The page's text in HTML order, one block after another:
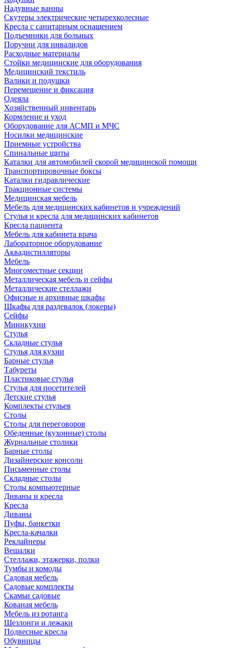
Надувные ванны
Скутеры электрические четырехколесные
Кресла с санитарным оснащением
Подъемники для больных
Поручни для инвалидов
Расходные материалы
Стойки медицинские для оборудования
Медицинский текстиль
Валики и подушки
Перемещение и фиксация
Одеяла
Хозяйственный инвентарь
Кормление и уход
Оборудование для АСМП и МЧС
Носилки медицинские
Приемные устройства
Спинальные щиты
Каталки для автомобилей скорой медицинской помощи
Транспортировочные боксы
Каталки гидравлические
Тракционные системы
Медицинская мебель
Мебель для медицинских кабинетов и учреждений
Стулья и кресла для медицинских кабинетов
Кресла пациента
Мебель для кабинета врача
Лабораторное оборудование
Аквадистилляторы
Мебель
Многоместные секции
Металлическая мебель и сейфы
Металлические стеллажи
Офисные и архивные шкафы
Шкафы для раздевалок (локеры)
Сейфы
Миникухни
Стулья
Складные стулья
Стулья для кухни
Барные стулья
Табуреты
Пластиковые стулья
Стулья для посетителей
Детские стулья
Комплекты стульев
Столы
Столы для переговоров
Обеденные (кухонные) столы
Журнальные столики
Барные столы
Дизайнерские консоли
Письменные столы
Складные столы
Столы компьютерные
Диваны и кресла
Кресла
Диваны
Пуфы, банкетки
Кресла-качалки
Реклайнеры
Вешалки
Стеллажи, этажерки, полки
Тумбы и комоды
Садовая мебель
Садовые комплекты
Скамьи садовые
Кованая мебель
Мебель из ротанга
Шезлонги и лежаки
Подвесные кресла
Обувницы